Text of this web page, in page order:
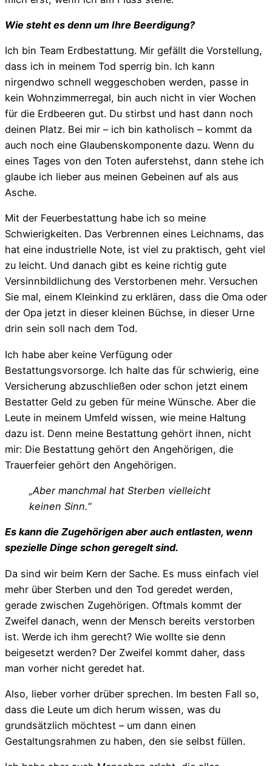
Wie steht es denn um Ihre Beerdigung?
Ich bin Team Erdbestattung. Mir gefällt die Vorstellung,
dass ich in meinem Tod sperrig bin. Ich kann
nirgendwo schnell weggeschoben werden, passe in
kein Wohnzimmerregal, bin auch nicht in vier Wochen
für die Erdbeeren gut. Du stirbst und hast dann noch
deinen Platz. Bei mir – ich bin katholisch – kommt da
auch noch eine Glaubenskomponente dazu. Wenn du
eines Tages von den Toten auferstehst, dann stehe ich
glaube ich lieber aus meinen Gebeinen auf als aus
Asche.
Mit der Feuerbestattung habe ich so meine
Schwierigkeiten. Das Verbrennen eines Leichnams, das
hat eine industrielle Note, ist viel zu praktisch, geht viel
zu leicht. Und danach gibt es keine richtig gute
Versinnbildlichung des Verstorbenen mehr. Versuchen
Sie mal, einem Kleinkind zu erklären, dass die Oma oder
der Opa jetzt in dieser kleinen Büchse, in dieser Urne
drin sein soll nach dem Tod.
Ich habe aber keine Verfügung oder
Bestattungsvorsorge. Ich halte das für schwierig, eine
Versicherung abzuschließen oder schon jetzt einem
Bestatter Geld zu geben für meine Wünsche. Aber die
Leute in meinem Umfeld wissen, wie meine Haltung
dazu ist. Denn meine Bestattung gehört ihnen, nicht
mir: Die Bestattung gehört den Angehörigen, die
Trauerfeier gehört den Angehörigen.
„Aber manchmal hat Sterben vielleicht
keinen Sinn.“
Es kann die Zugehörigen aber auch entlasten, wenn
spezielle Dinge schon geregelt sind.
Da sind wir beim Kern der Sache. Es muss einfach viel
mehr über Sterben und den Tod geredet werden,
gerade zwischen Zugehörigen. Oftmals kommt der
Zweifel danach, wenn der Mensch bereits verstorben
ist. Werde ich ihm gerecht? Wie wollte sie denn
beigesetzt werden? Der Zweifel kommt daher, dass
man vorher nicht geredet hat.
Also, lieber vorher drüber sprechen. Im besten Fall so,
dass die Leute um dich herum wissen, was du
grundsätzlich möchtest – um dann einen
Gestaltungsrahmen zu haben, den sie selbst füllen.